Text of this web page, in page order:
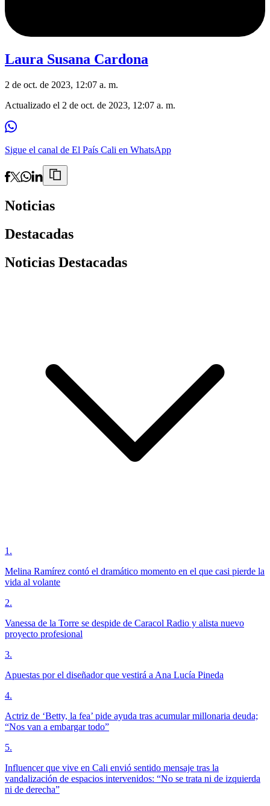
Laura Susana Cardona
2 de oct. de 2023, 12:07 a. m.
Actualizado el 2 de oct. de 2023, 12:07 a. m.
Sigue el canal de El País Cali en WhatsApp
Noticias
Destacadas
Noticias Destacadas
1 .
Melina Ramírez contó el dramático momento en el que casi pierde la
vida al volante
2.
Vanessa de la Torre se despide de Caracol Radio y alista nuevo
proyecto profesional
3.
Apuestas por el diseñador que vestirá a Ana Lucía Pineda
4.
Actriz de ‘Betty, la fea’ pide ayuda tras acumular millonaria deuda;
“Nos van a embargar todo”
5.
Influencer que vive en Cali envió sentido mensaje tras la
vandalización de espacios intervenidos: “No se trata ni de izquierda
ni de derecha”